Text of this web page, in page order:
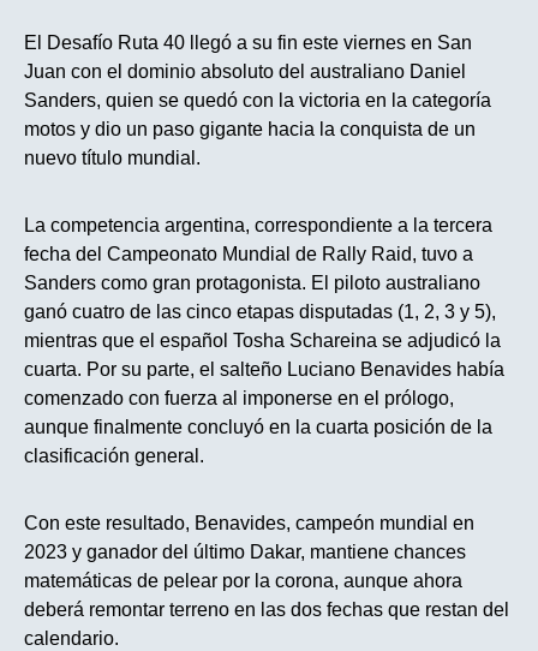
El Desafío Ruta 40 llegó a su fin este viernes en San
Juan con el dominio absoluto del australiano Daniel
Sanders, quien se quedó con la victoria en la categoría
motos y dio un paso gigante hacia la conquista de un
nuevo título mundial.
La competencia argentina, correspondiente a la tercera
fecha del Campeonato Mundial de Rally Raid, tuvo a
Sanders como gran protagonista. El piloto australiano
ganó cuatro de las cinco etapas disputadas (1, 2, 3 y 5),
mientras que el español Tosha Schareina se adjudicó la
cuarta. Por su parte, el salteño Luciano Benavides había
comenzado con fuerza al imponerse en el prólogo,
aunque finalmente concluyó en la cuarta posición de la
clasificación general.
Con este resultado, Benavides, campeón mundial en
2023 y ganador del último Dakar, mantiene chances
matemáticas de pelear por la corona, aunque ahora
deberá remontar terreno en las dos fechas que restan del
calendario.